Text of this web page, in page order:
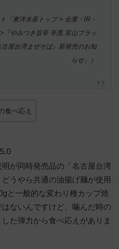
「東洋水産トップ > 企業・IR・
『やみつき旨辛 辛黒 富山ブラッ
屋台湾まぜそば』新発売のお知
らせ」）
食べ応え
5.0
が同時発売品の「名古屋台湾
うやら共通の油揚げ麺が使用
と一般的な変わり種カップ焼
ないんですけど、噛んだ時の
た弾力から食べ応えがありま